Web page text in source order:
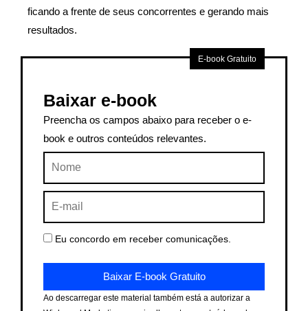
ficando a frente de seus concorrentes e gerando mais
resultados.
E-book Gratuito
Baixar e-book
Preencha os campos abaixo para receber o e-
book e outros conteúdos relevantes.
Eu concordo em receber comunicações.
Baixar E-book Gratuito
Ao descarregar este material também está a autorizar a